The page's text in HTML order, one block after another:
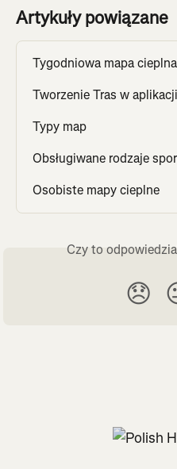
Artykuły powiązane
Tygodniowa mapa cieplna
Tworzenie Tras w
Typy map
Obsługiwane rodzaje
Osobiste mapy cieplne
Czy to
😞